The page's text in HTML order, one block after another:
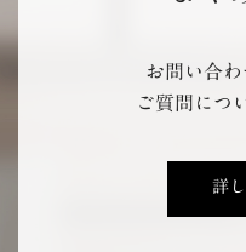
お問い合わ
ご質問につ
詳